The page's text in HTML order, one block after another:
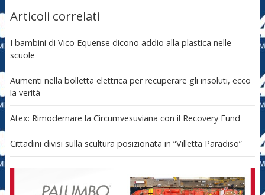
Articoli correlati
I bambini di Vico Equense dicono addio alla plastica nelle
scuole
Aumenti nella bolletta elettrica per recuperare gli insoluti, ecco
la verità
Atex: Rimodernare la Circumvesuviana con il Recovery Fund
Cittadini divisi sulla scultura posizionata in “Villetta Paradiso”